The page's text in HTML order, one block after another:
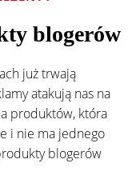
blogerów
już trwają
atakują nas na
produktów, która
i nie ma jednego
blogerów